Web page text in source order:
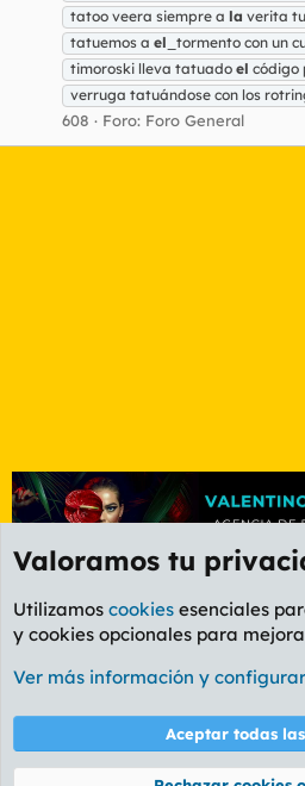
tatoo veera siempre a la verita
tatuemos a el _tormento con un
timoroski lleva tatuado el código
verruga tatuándose con los
608
Foro: Foro General
Etiquetas
Cookies
PL OLDSTYLE
Términos y reglas
Valoramos tu
Utilizamos cookies esenciales
y cookies opcionales para
Ver más información y
Aceptar todas